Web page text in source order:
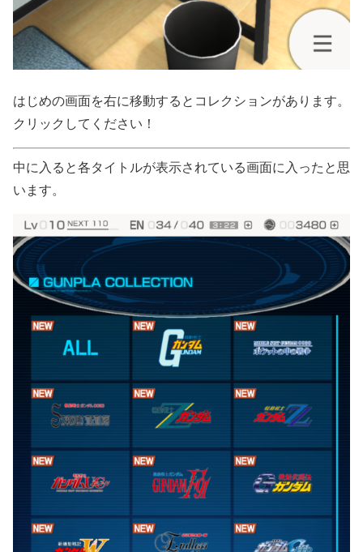
はじめの画面を右に移動するとコレクションがあります。
クリックしてください！
中に入ると各タイトルが表示されている画面に入ったと思
います。